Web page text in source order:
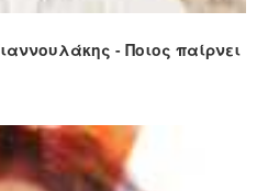
- Ποιος παίρνει